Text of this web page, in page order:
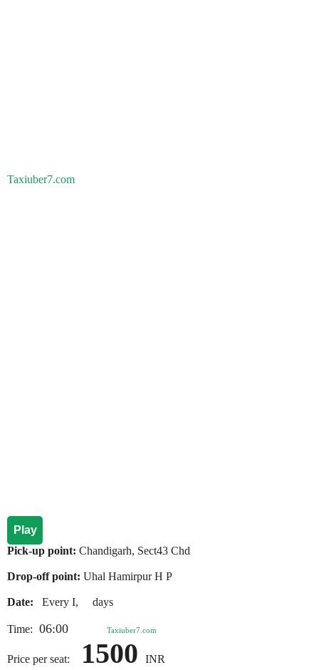
Taxiuber7.com
Play
Pick-up point: Chandigarh, Sect43 Chd
Drop-off point: Uhal Hamirpur H P
Date: Every I, days
Time: 06:00 Taxiuber7.com
Price per seat: 1500 INR